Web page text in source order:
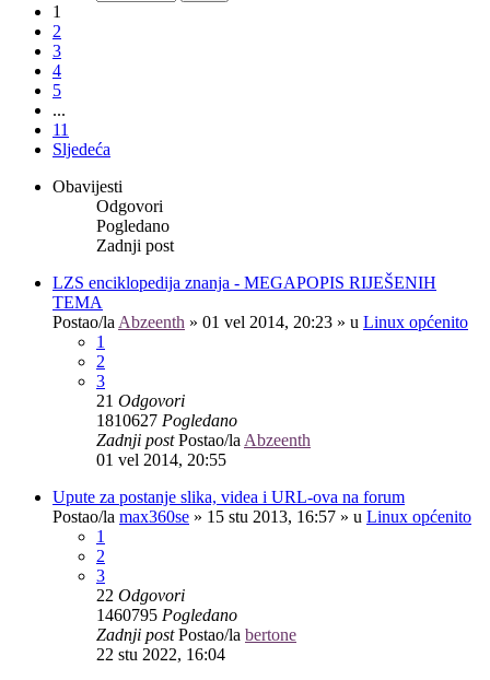
1
2
3
4
5
...
11
Sljedeća
Obavijesti
Odgovori
Pogledano
Zadnji post
LZS enciklopedija znanja - MEGAPOPIS RIJEŠENIH
TEMA
Postao/la Abzeenth » 01 vel 2014, 20:23 » u Linux općenito
1
2
3
21 Odgovori
1810627 Pogledano
Zadnji postPostao/la Abzeenth
01 vel 2014, 20:55
Upute za postanje slika, videa i URL-ova na forum
Postao/la max360se » 15 stu 2013, 16:57 » u Linux općenito
1
2
3
22 Odgovori
1460795 Pogledano
Zadnji postPostao/la bertone
22 stu 2022, 16:04